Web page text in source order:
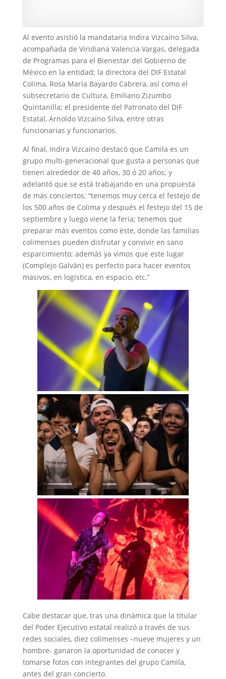
Al evento asistió la mandataria Indira Vizcaíno Silva,
acompañada de Viridiana Valencia Vargas, delegada
de Programas para el Bienestar del Gobierno de
México en la entidad; la directora del DIF Estatal
Colima, Rosa María Bayardo Cabrera, así como el
subsecretario de Cultura, Emiliano Zizumbo
Quintanilla; el presidente del Patronato del DIF
Estatal, Arnoldo Vizcaíno Silva, entre otras
funcionarias y funcionarios.
Al final, Indira Vizcaíno destacó que Camila es un
grupo multi-generacional que gusta a personas que
tienen alrededor de 40 años, 30 ó 20 años; y
adelantó que se está trabajando en una propuesta
de más conciertos; “tenemos muy cerca el festejo de
los 500 años de Colima y después el festejo del 15 de
septiembre y luego viene la feria; tenemos que
preparar más eventos como éste, donde las familias
colimenses pueden disfrutar y convivir en sano
esparcimiento; además ya vimos que este lugar
(Complejo Galván) es perfecto para hacer eventos
masivos, en logística, en espacio, etc.”
Cabe destacar que, tras una dinámica que la titular
del Poder Ejecutivo estatal realizó a través de sus
redes sociales, diez colimenses –nueve mujeres y un
hombre- ganaron la oportunidad de conocer y
tomarse fotos con integrantes del grupo Camila,
antes del gran concierto.